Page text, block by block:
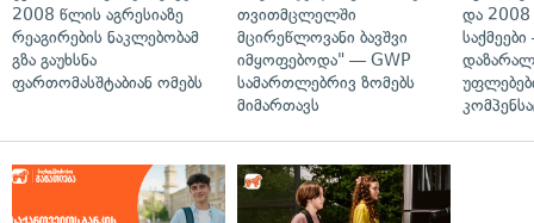
2008 წლის აგრესიაზე
რეაგირების ნაკლებობამ
გზა გაუხსნა
ფართომასშტაბიან ომებს
თვითმცლელში
მცირეწლოვანი ბავშვი
იმყოფებოდა" — GWP
სამართლებრივ ზომებს
მიმართავს
და 2008